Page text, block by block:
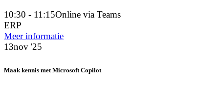
10:30 - 11:15Online via Teams
ERP
Meer informatie
13nov '25
Maak kennis met Microsoft Copilot